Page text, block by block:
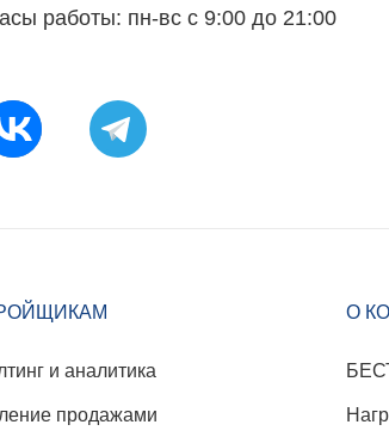
работы: пн-вс с 9:00 до 21:00
и аналитика
продажами
О